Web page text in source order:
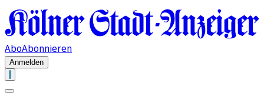
AboAbonnieren
Anmelden